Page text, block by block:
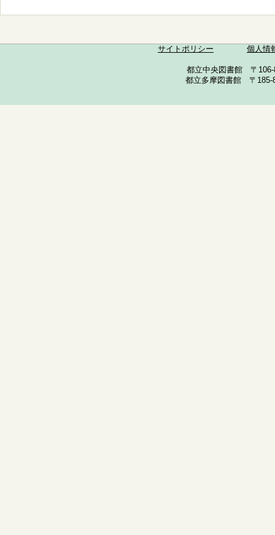
サイトポリシー 個人情
都立中央図書館 〒
都立多摩図書館 〒185-